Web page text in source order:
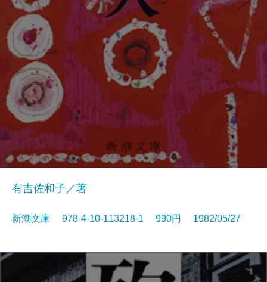
有吉佐和子／著
新潮文庫 978-4-10-113218-1 990円 1982/05/27